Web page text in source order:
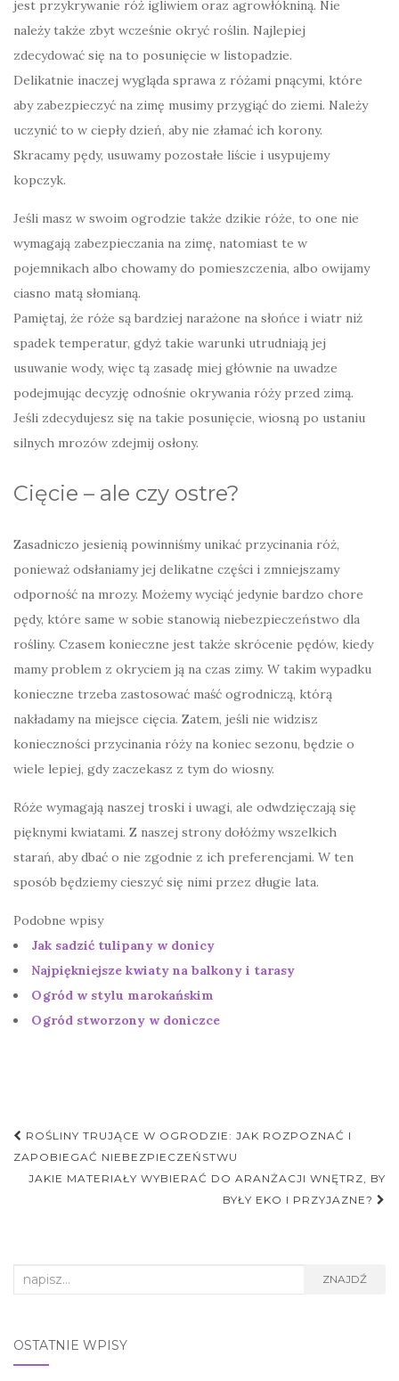
jest przykrywanie róż igliwiem oraz agrowłókniną. Nie
należy także zbyt wcześnie okryć roślin. Najlepiej
zdecydować się na to posunięcie w listopadzie.
Delikatnie inaczej wygląda sprawa z różami pnącymi, które
aby zabezpieczyć na zimę musimy przygiąć do ziemi. Należy
uczynić to w ciepły dzień, aby nie złamać ich korony.
Skracamy pędy, usuwamy pozostałe liście i usypujemy
kopczyk.
Jeśli masz w swoim ogrodzie także dzikie róże, to one nie
wymagają zabezpieczania na zimę, natomiast te w
pojemnikach albo chowamy do pomieszczenia, albo owijamy
ciasno matą słomianą.
Pamiętaj, że róże są bardziej narażone na słońce i wiatr niż
spadek temperatur, gdyż takie warunki utrudniają jej
usuwanie wody, więc tą zasadę miej głównie na uwadze
podejmując decyzję odnośnie okrywania róży przed zimą.
Jeśli zdecydujesz się na takie posunięcie, wiosną po ustaniu
silnych mrozów zdejmij osłony.
Cięcie – ale czy ostre?
Zasadniczo jesienią powinniśmy unikać przycinania róż,
ponieważ odsłaniamy jej delikatne części i zmniejszamy
odporność na mrozy. Możemy wyciąć jedynie bardzo chore
pędy, które same w sobie stanowią niebezpieczeństwo dla
rośliny. Czasem konieczne jest także skrócenie pędów, kiedy
mamy problem z okryciem ją na czas zimy. W takim wypadku
konieczne trzeba zastosować maść ogrodniczą, którą
nakładamy na miejsce cięcia. Zatem, jeśli nie widzisz
konieczności przycinania róży na koniec sezonu, będzie o
wiele lepiej, gdy zaczekasz z tym do wiosny.
Róże wymagają naszej troski i uwagi, ale odwdzięczają się
pięknymi kwiatami. Z naszej strony dołóżmy wszelkich
starań, aby dbać o nie zgodnie z ich preferencjami. W ten
sposób będziemy cieszyć się nimi przez długie lata.
Podobne wpisy
Jak sadzić tulipany w donicy
Najpiękniejsze kwiaty na balkony i tarasy
Ogród w stylu marokańskim
Ogród stworzony w doniczce
Nawigacja
postu
ROŚLINY TRUJĄCE W OGRODZIE: JAK ROZPOZNAĆ I
ZAPOBIEGAĆ NIEBEZPIECZEŃSTWU
JAKIE MATERIAŁY WYBIERAĆ DO ARANŻACJI WNĘTRZ, BY
BYŁY EKO I PRZYJAZNE?
Search
ZNAJDŹ
OSTATNIE WPISY